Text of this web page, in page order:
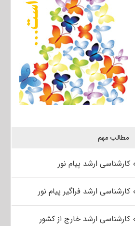
مطالب مهم
کارشناسی ارشد پیام نور
کارشناسی ارشد فراگیر پیام نور
کارشناسی ارشد خارج از کشور